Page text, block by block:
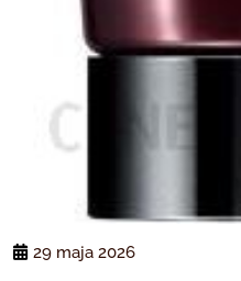
29 maja 2026